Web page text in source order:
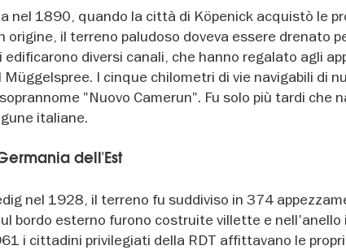
nel 1890, quando la città di Köpenick acquistò le
origine, il terreno paludoso doveva essere drenato
diversi canali, che hanno regalato agli
I cinque chilometri di vie navigabili di
"Nuovo Camerun". Fu solo più tardi che
italiane.
dell'Est
nel 1928, il terreno fu suddiviso in 374
bordo esterno furono costruite villette e nell'anello
i cittadini privilegiati della RDT affittavano le